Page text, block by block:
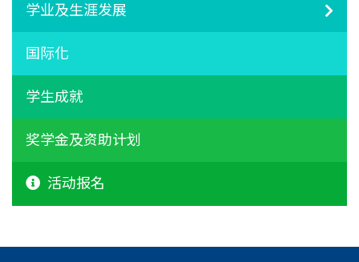
学业及生涯发展
国际化
学生成就
奖学金及资助计划
活动报名